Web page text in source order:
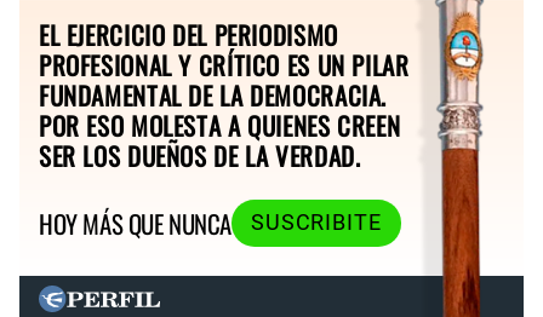
EL EJERCICIO DEL PERIODISMO
PROFESIONAL Y CRÍTICO ES UN PILAR
FUNDAMENTAL DE LA DEMOCRACIA.
POR ESO MOLESTA A QUIENES CREEN
SER LOS DUEÑOS DE LA VERDAD.
HOY MÁS QUE NUNCA
SUSCRIBITE